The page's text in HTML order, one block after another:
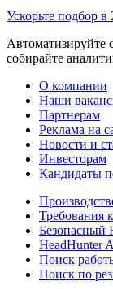
Ускорьте подбор в
Автоматизируйте
собирайте
О компании
Наши
Партнерам
Реклама на
Новости и
Инвесторам
Кандидаты
Требования
Безопасный
HeadHunter
Поиск
Поиск по